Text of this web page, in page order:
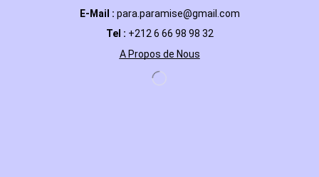
E-Mail : para.paramise@gmail.com
Tel : +212 6 66 98 98 32
A Propos de Nous